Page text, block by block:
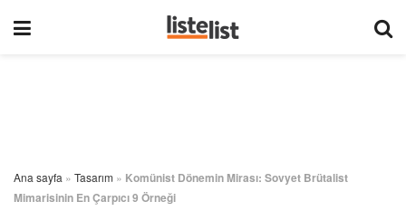
Ana sayfa » Tasarım » Komünist Dönemin Mirası: Sovyet Brütalist
Mimarisinin En Çarpıcı 9 Örneği